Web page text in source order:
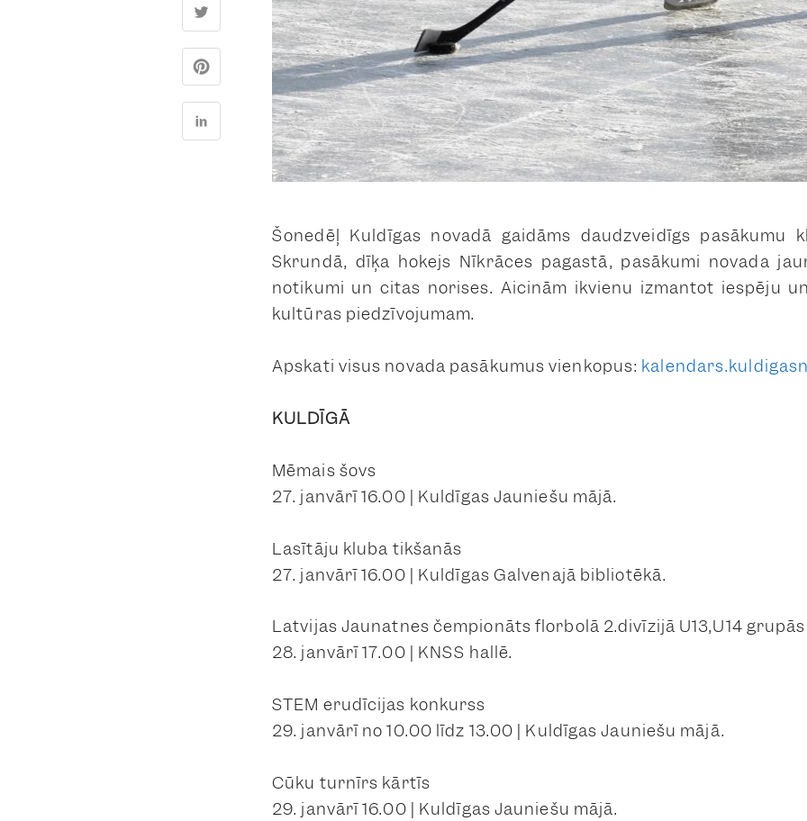
Šonedēļ Kuldīgas novadā gaidāms daudzveidīgs pasākumu
Skrundā, dīķa hokejs Nīkrāces pagastā, pasākumi novada
notikumi un citas norises. Aicinām ikvienu izmantot iespēju
kultūras piedzīvojumam.
Apskati visus novada pasākumus vienkopus:
KULDĪGĀ
Mēmais šovs
27. janvārī 16.00 | Kuldīgas Jauniešu mājā.
Lasītāju kluba tikšanās
27. janvārī 16.00 | Kuldīgas Galvenajā bibliotēkā.
Latvijas Jaunatnes čempionāts florbolā 2.divīzijā U13,U14 grupās
28. janvārī 17.00 | KNSS hallē.
STEM erudīcijas konkurss
29. janvārī no 10.00 līdz 13.00 | Kuldīgas Jauniešu mājā.
Cūku turnīrs kārtīs
29. janvārī 16.00 | Kuldīgas Jauniešu mājā.